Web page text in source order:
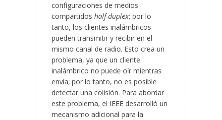
configuraciones de medios
compartidos half-duplex; por lo
tanto, los clientes inalámbricos
pueden transmitir y recibir en el
mismo canal de radio. Esto crea un
problema, ya que un cliente
inalámbrico no puede oír mientras
envía; por lo tanto, no es posible
detectar una colisión. Para abordar
este problema, el IEEE desarrolló un
mecanismo adicional para la